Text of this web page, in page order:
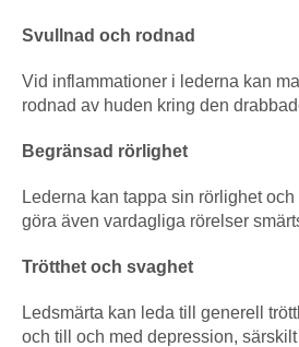
Svullnad och rodnad
Vid inflammationer i lederna kan
rodnad av huden kring den
Begränsad rörlighet
Lederna kan tappa sin rörlighet
göra även vardagliga rörelser
Trötthet och svaghet
Ledsmärta kan leda till generell
och till och med depression,